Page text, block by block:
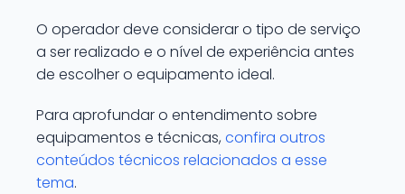
O operador deve considerar o tipo de serviço
a ser realizado e o nível de experiência antes
de escolher o equipamento ideal.
Para aprofundar o entendimento sobre
equipamentos e técnicas, confira outros
conteúdos técnicos relacionados a esse
tema.